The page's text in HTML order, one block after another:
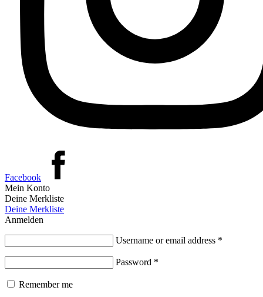
Facebook
Mein Konto
Deine Merkliste
Deine Merkliste
Anmelden
Username or email address *
Password *
Remember me